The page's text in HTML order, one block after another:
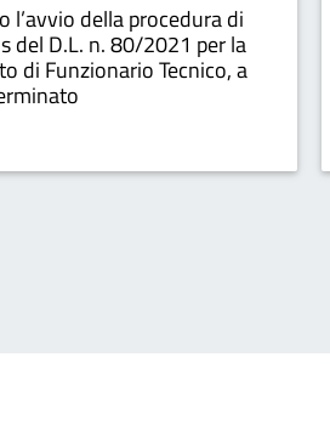
l’avvio della procedura di
del D.L. n. 80/2021 per la
di Funzionario Tecnico, a